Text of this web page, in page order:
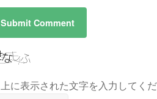
上に表示された文字を入力してく